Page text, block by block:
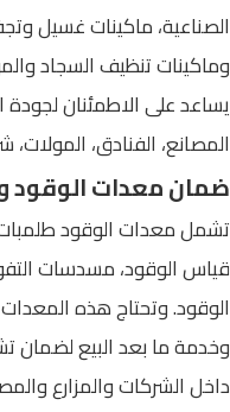
الصناعية، ماكينات غسيل
وماكينات تنظيف السجاد
يساعد على الاطمئنان
المصانع، الفنادق،
ضمان معدات الوقود
تشمل معدات الوقود طلمبات
قياس الوقود، مسدسات
الوقود. وتحتاج هذه
وخدمة ما بعد البيع لضمان
داخل الشركات والمزارع